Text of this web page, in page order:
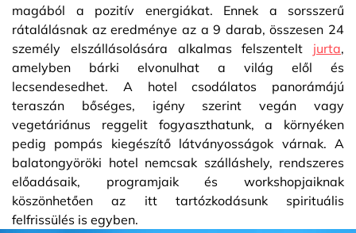
magából a pozitív energiákat. Ennek a sorsszerű
rátalálásnak az eredménye az a 9 darab, összesen 24
személy elszállásolására alkalmas felszentelt jurta,
amelyben bárki elvonulhat a világ elől és
lecsendesedhet. A hotel csodálatos panorámájú
teraszán bőséges, igény szerint vegán vagy
vegetáriánus reggelit fogyaszthatunk, a környéken
pedig pompás kiegészítő látványosságok várnak. A
balatongyöröki hotel nemcsak szálláshely, rendszeres
előadásaik, programjaik és workshopjaiknak
köszönhetően az itt tartózkodásunk spirituális
felfrissülés is egyben.